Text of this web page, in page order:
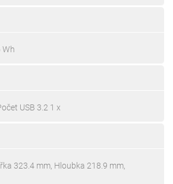
Wh
USB 3.2 1 x
323.4 mm, Hloubka 218.9 mm,